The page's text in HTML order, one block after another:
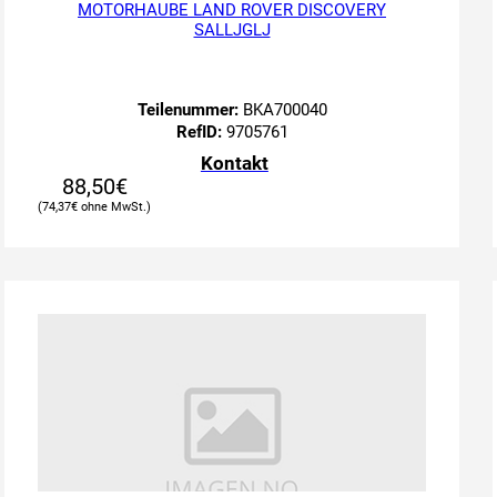
MOTORHAUBE LAND ROVER DISCOVERY
SALLJGLJ
Teilenummer:BKA700040
RefID:9705761
Kontakt
88,50€
74,37€